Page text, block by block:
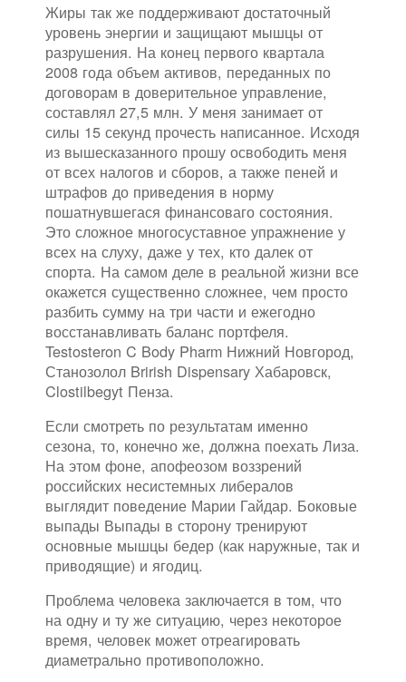
Жиры так же поддерживают достаточный
уровень энергии и защищают мышцы от
разрушения. На конец первого квартала
2008 года объем активов, переданных по
договорам в доверительное управление,
составлял 27,5 млн. У меня занимает от
силы 15 секунд прочесть написанное. Исходя
из вышесказанного прошу освободить меня
от всех налогов и сборов, а также пеней и
штрафов до приведения в норму
пошатнувшегася финансоваго состояния.
Это сложное многосуставное упражнение у
всех на слуху, даже у тех, кто далек от
спорта. На самом деле в реальной жизни все
окажется существенно сложнее, чем просто
разбить сумму на три части и ежегодно
восстанавливать баланс портфеля.
Testosteron C Body Pharm Нижний Новгород,
Станозолол Brirish Dispensary Хабаровск,
Clostilbegyt Пенза.
Если смотреть по результатам именно
сезона, то, конечно же, должна поехать Лиза.
На этом фоне, апофеозом воззрений
российских несистемных либералов
выглядит поведение Марии Гайдар. Боковые
выпады Выпады в сторону тренируют
основные мышцы бедер (как наружные, так и
приводящие) и ягодиц.
Проблема человека заключается в том, что
на одну и ту же ситуацию, через некоторое
время, человек может отреагировать
диаметрально противоположно.